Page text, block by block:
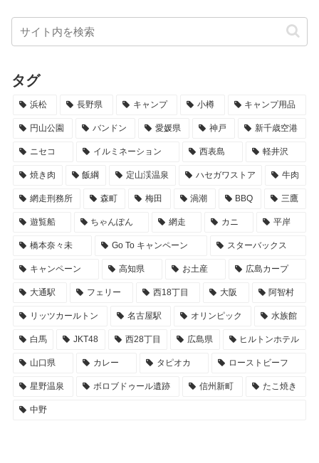
タグ
浜松 長野県 キャンプ 小樽 キャンプ用品
円山公園 バンドン 愛媛県 神戸 新千歳空港
ニセコ イルミネーション 西表島 軽井沢
焼き肉 飯綱 定山渓温泉 ハセガワストア 牛肉
網走刑務所 森町 梅田 渦潮 BBQ 三鷹
遊覧船 ちゃんぽん 網走 カニ 平岸
橋本奈々未 Go To キャンペーン スターバックス
キャンペーン 高知県 お土産 広島カープ
大通駅 フェリー 西18丁目 大阪 阿智村
リッツカールトン 名古屋駅 オリンピック 水族館
白馬 JKT48 西28丁目 広島県 ヒルトンホテル
山口県 カレー タピオカ ローストビーフ
星野温泉 ボロブドゥール遺跡 信州新町 たこ焼き
中野